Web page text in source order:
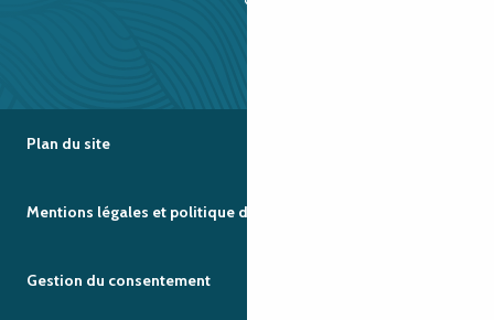
Plan du site
Mentions légales et politique de confidentialité
Gestion du consentement